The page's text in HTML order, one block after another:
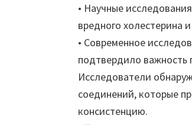
• Научные
вредного холестерина
• Современное
подтвердило важность
Исследователи
соединений, которые
консистенцию.